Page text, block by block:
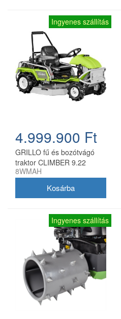
Ingyenes szállítás
4.999.900 Ft
GRILLO fű és bozótvágó
traktor CLIMBER 9.22
8WMAH
Ingyenes szállítás